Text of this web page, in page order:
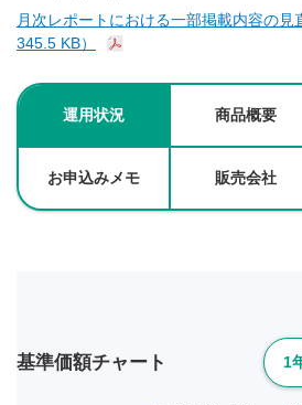
月次レポートにおける一部掲載内容の見
345.5 KB）
運用状況 商品概要
お申込みメモ 販売会社